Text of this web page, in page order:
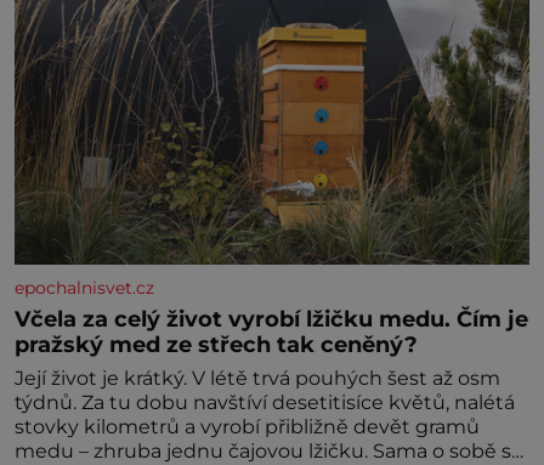
epochalnisvet.cz
Včela za celý život vyrobí lžičku medu. Čím je
pražský med ze střech tak ceněný?
Její život je krátký. V létě trvá pouhých šest až osm
týdnů. Za tu dobu navštíví desetitisíce květů, nalétá
stovky kilometrů a vyrobí přibližně devět gramů
medu – zhruba jednu čajovou lžičku. Sama o sobě se